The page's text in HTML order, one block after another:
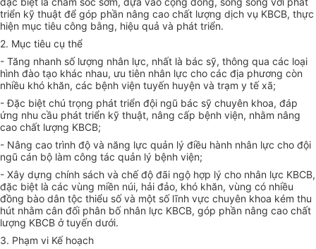
triển kỹ thuật để góp phần nâng cao chất lượng dịch vụ KBCB, thực
hiện mục tiêu công bằng, hiệu quả và phát triển.
2. Mục tiêu cụ thể
- Tăng nhanh số lượng nhân lực, nhất là bác sỹ, thông qua các loại
hình đào tạo khác nhau, ưu tiên nhân lực cho các địa phương còn
nhiều khó khăn, các bệnh viện tuyến huyện và trạm y tế xã;
- Đặc biệt chú trọng phát triển đội ngũ bác sỹ chuyên khoa, đáp
ứng nhu cầu phát triển kỹ thuật, nâng cấp bệnh viện, nhằm nâng
cao chất lượng KBCB;
- Nâng cao trình độ và năng lực quản lý điều hành nhân lực cho đội
ngũ cán bộ làm công tác quản lý bệnh viện;
- Xây dựng chính sách và chế độ đãi ngộ hợp lý cho nhân lực KBCB,
đặc biệt là các vùng miền núi, hải đảo, khó khăn, vùng có nhiều
đồng bào dân tộc thiểu số và một số lĩnh vực chuyên khoa kém thu
hút nhằm cân đối phân bố nhân lực KBCB, góp phần nâng cao chất
lượng KBCB ở tuyến dưới.
3. Phạm vi Kế hoạch